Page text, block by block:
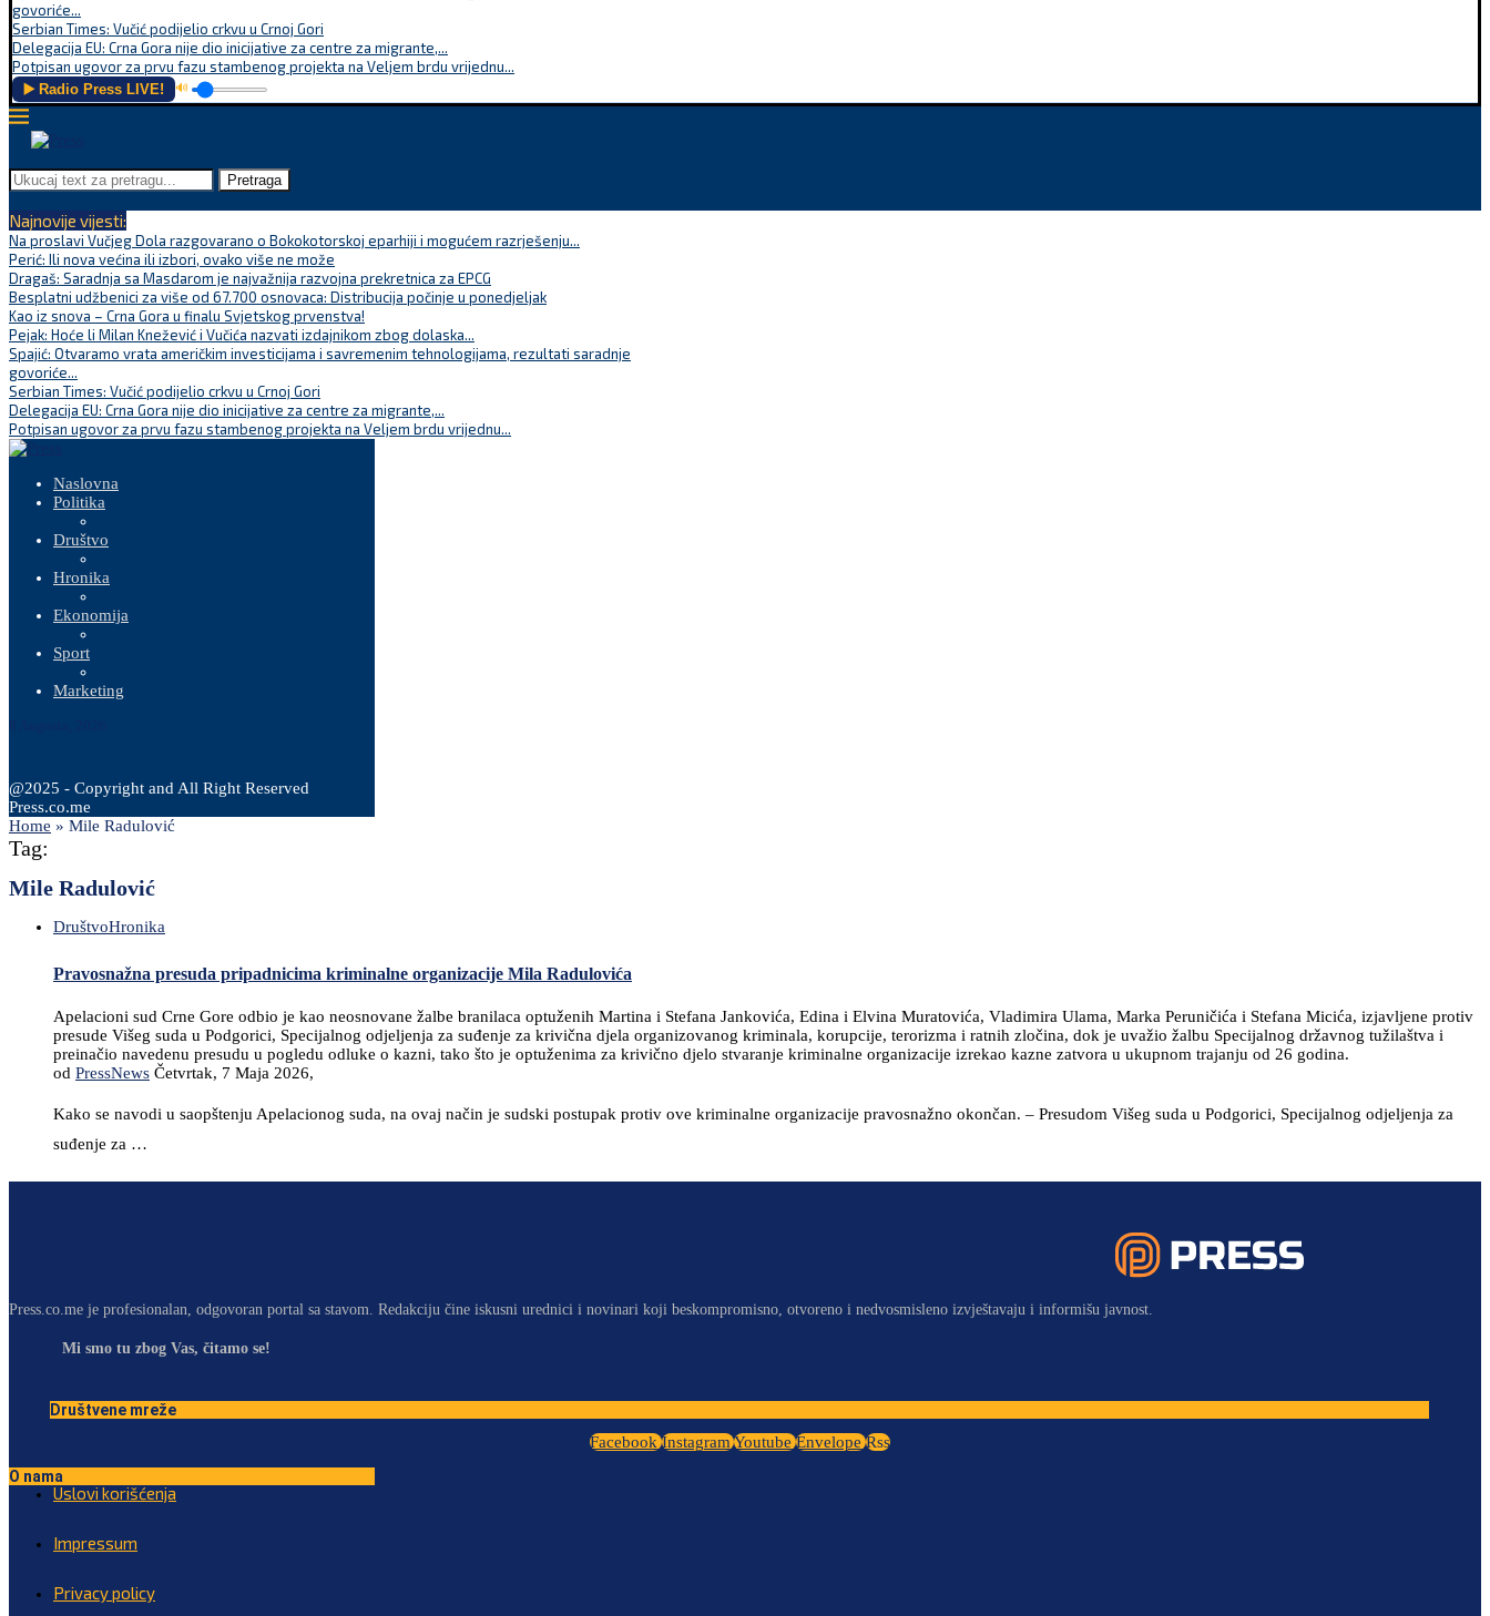
govoriće...
Serbian Times: Vučić podijelio crkvu u Crnoj Gori
Delegacija EU: Crna Gora nije dio inicijative za centre za migrante,...
Potpisan ugovor za prvu fazu stambenog projekta na Veljem brdu vrijednu...
▶️ Radio Press LIVE! 🔊
Pretraga
Najnovije vijesti:
Na proslavi Vučjeg Dola razgovarano o Bokokotorskoj eparhiji i mogućem razrješenju...
Perić: Ili nova većina ili izbori, ovako više ne može
Dragaš: Saradnja sa Masdarom je najvažnija razvojna prekretnica za EPCG
Besplatni udžbenici za više od 67.700 osnovaca: Distribucija počinje u ponedjeljak
Kao iz snova – Crna Gora u finalu Svjetskog prvenstva!
Pejak: Hoće li Milan Knežević i Vučića nazvati izdajnikom zbog dolaska...
Spajić: Otvaramo vrata američkim investicijama i savremenim tehnologijama, rezultati saradnje
govoriće...
Serbian Times: Vučić podijelio crkvu u Crnoj Gori
Delegacija EU: Crna Gora nije dio inicijative za centre za migrante,...
Potpisan ugovor za prvu fazu stambenog projekta na Veljem brdu vrijednu...
Naslovna
Politika
Društvo
Hronika
Ekonomija
Sport
Marketing
@2025 - Copyright and All Right Reserved
Press.co.me
Home » Mile Radulović
Tag:
Mile Radulović
DruštvoHronika
Pravosnažna presuda pripadnicima kriminalne organizacije Mila Radulovića
Apelacioni sud Crne Gore odbio je kao neosnovane žalbe branilaca optuženih Martina i Stefana Jankovića, Edina i Elvina Muratovića, Vladimira Ulama, Marka Peruničića i Stefana Micića, izjavljene protiv
presude Višeg suda u Podgorici, Specijalnog odjeljenja za suđenje za krivična djela organizovanog kriminala, korupcije, terorizma i ratnih zločina, dok je uvažio žalbu Specijalnog državnog tužilaštva i
preinačio navedenu presudu u pogledu odluke o kazni, tako što je optuženima za krivično djelo stvaranje kriminalne organizacije izrekao kazne zatvora u ukupnom trajanju od 26 godina.
od PressNews Četvrtak, 7 Maja 2026,
Kako se navodi u saopštenju Apelacionog suda, na ovaj način je sudski postupak protiv ove kriminalne organizacije pravosnažno okončan. – Presudom Višeg suda u Podgorici, Specijalnog odjeljenja za
suđenje za …
Press.co.me je profesionalan, odgovoran portal sa stavom. Redakciju čine iskusni urednici i novinari koji beskompromisno, otvoreno i nedvosmisleno izvještavaju i informišu javnost.
Mi smo tu zbog Vas, čitamo se!
Društvene mreže
Facebook Instagram Youtube Envelope Rss
O nama
Uslovi korišćenja
Impressum
Privacy policy